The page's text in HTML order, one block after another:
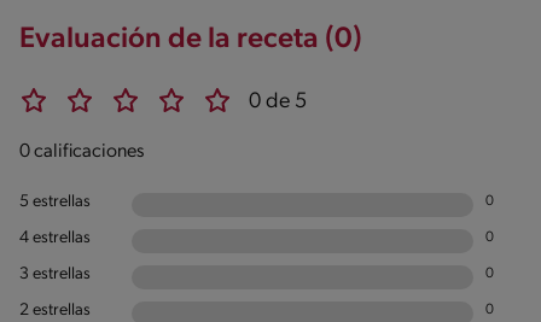
Evaluación de la receta (0)
0 de 5
0 calificaciones
5 estrellas 0
4 estrellas 0
3 estrellas 0
2 estrellas 0